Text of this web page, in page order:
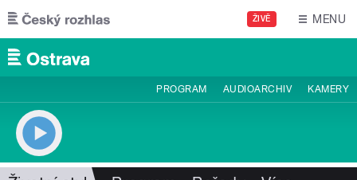
Přejít k hlavnímu obsahu
ŽIVĚ MENU
PROGRAM AUDIOARCHIV KAMERY